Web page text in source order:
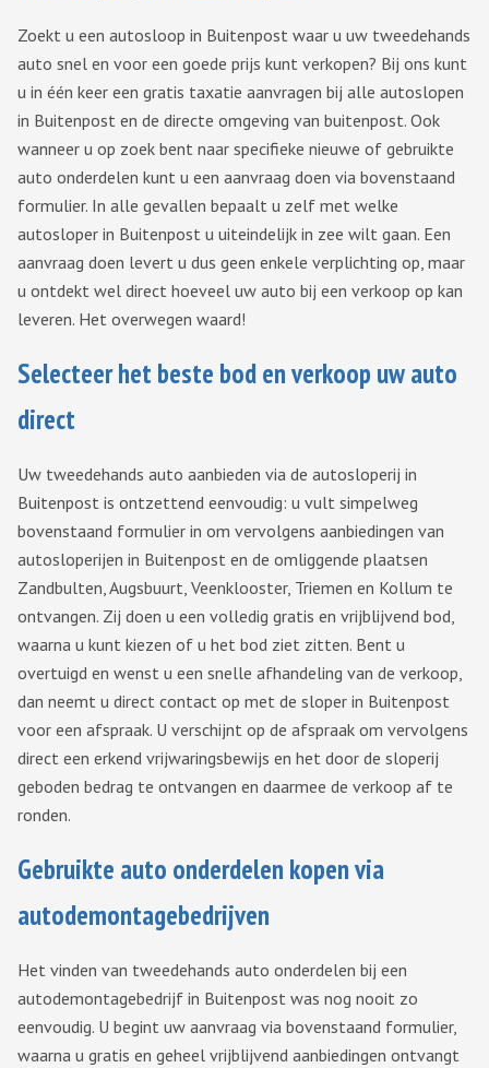
Zoekt u een autosloop in Buitenpost waar u uw tweedehands
auto snel en voor een goede prijs kunt verkopen? Bij ons kunt
u in één keer een gratis taxatie aanvragen bij alle autoslopen
in Buitenpost en de directe omgeving van buitenpost. Ook
wanneer u op zoek bent naar specifieke nieuwe of gebruikte
auto onderdelen kunt u een aanvraag doen via bovenstaand
formulier. In alle gevallen bepaalt u zelf met welke
autosloper in Buitenpost u uiteindelijk in zee wilt gaan. Een
aanvraag doen levert u dus geen enkele verplichting op, maar
u ontdekt wel direct hoeveel uw auto bij een verkoop op kan
leveren. Het overwegen waard!
Selecteer het beste bod en verkoop uw auto
direct
Uw tweedehands auto aanbieden via de autosloperij in
Buitenpost is ontzettend eenvoudig: u vult simpelweg
bovenstaand formulier in om vervolgens aanbiedingen van
autosloperijen in Buitenpost en de omliggende plaatsen
Zandbulten, Augsbuurt, Veenklooster, Triemen en Kollum te
ontvangen. Zij doen u een volledig gratis en vrijblijvend bod,
waarna u kunt kiezen of u het bod ziet zitten. Bent u
overtuigd en wenst u een snelle afhandeling van de verkoop,
dan neemt u direct contact op met de sloper in Buitenpost
voor een afspraak. U verschijnt op de afspraak om vervolgens
direct een erkend vrijwaringsbewijs en het door de sloperij
geboden bedrag te ontvangen en daarmee de verkoop af te
ronden.
Gebruikte auto onderdelen kopen via
autodemontagebedrijven
Het vinden van tweedehands auto onderdelen bij een
autodemontagebedrijf in Buitenpost was nog nooit zo
eenvoudig. U begint uw aanvraag via bovenstaand formulier,
waarna u gratis en geheel vrijblijvend aanbiedingen ontvangt